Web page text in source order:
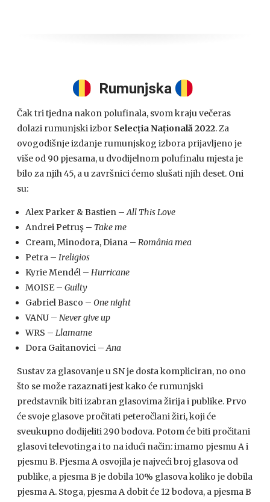
Rumunjska
Čak tri tjedna nakon polufinala, svom kraju večeras
dolazi rumunjski izbor Selecția Națională 2022. Za
ovogodišnje izdanje rumunjskog izbora prijavljeno je
više od 90 pjesama, u dvodijelnom polufinalu mjesta je
bilo za njih 45, a u završnici ćemo slušati njih deset. Oni
su:
Alex Parker & Bastien –All This Love
Andrei Petruş – Take me
Cream, Minodora, Diana – România mea
Petra – Ireligios
Kyrie Mendél – Hurricane
MOISE – Guilty
Gabriel Basco – One night
VANU – Never give up
WRS – Llamame
Dora Gaitanovici –Ana
Sustav za glasovanje u SN je dosta kompliciran, no ono
što se može razaznati jest kako će rumunjski
predstavnik biti izabran glasovima žirija i publike. Prvo
će svoje glasove pročitati peteročlani žiri, koji će
sveukupno dodijeliti 290 bodova. Potom će biti pročitani
glasovi televotinga i to na idući način: imamo pjesmu A i
pjesmu B. Pjesma A osvojila je najveći broj glasova od
publike, a pjesma B je dobila 10% glasova koliko je dobila
pjesma A. Stoga, pjesma A dobit će 12 bodova, a pjesma B